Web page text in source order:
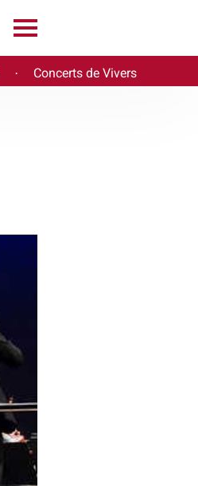
· Concerts de Vivers